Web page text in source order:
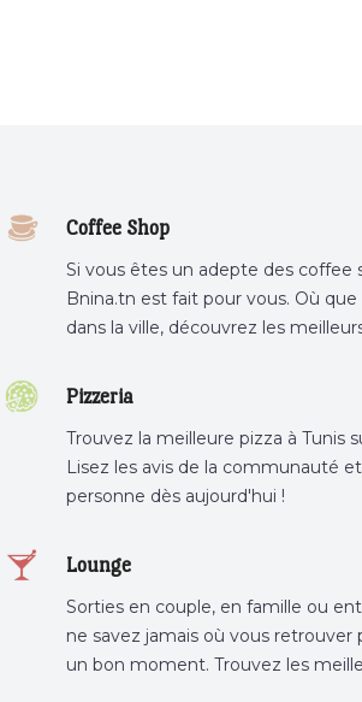
Coffee Shop
Si vous êtes un adepte des coffee
Bnina.tn est fait pour vous. Où que
dans la ville, découvrez les
Pizzeria
Trouvez la meilleure pizza à Tunis
Lisez les avis de la communauté
personne dès aujourd'hui !
Lounge
Sorties en couple, en famille ou
ne savez jamais où vous retrouver
un bon moment. Trouvez les